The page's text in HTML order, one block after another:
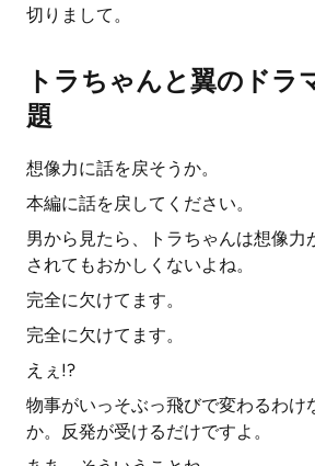
切りまして。
トラちゃんと翼のドラ
題
想像力に話を戻そうか。
本編に話を戻してください。
男から見たら、トラちゃんは想像力
されてもおかしくないよね。
完全に欠けてます。
完全に欠けてます。
えぇ!?
物事がいっそぶっ飛びで変わるわけ
か。反発が受けるだけですよ。